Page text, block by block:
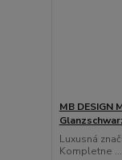
MB DESIGN
Luxusná
Kompletne ...